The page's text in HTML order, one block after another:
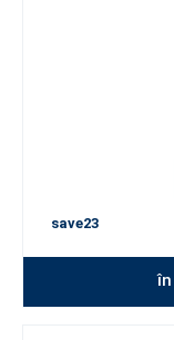
save23